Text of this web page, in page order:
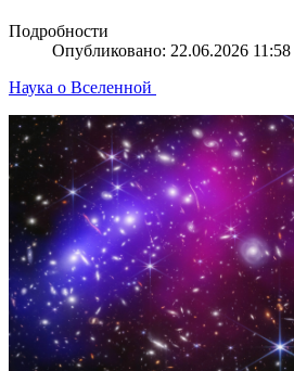
Подробности
Опубликовано: 22.06.2026 11:58
Наука о Вселенной